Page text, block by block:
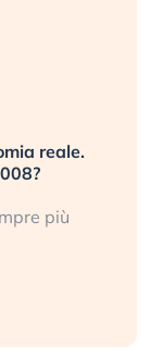
reale.
più